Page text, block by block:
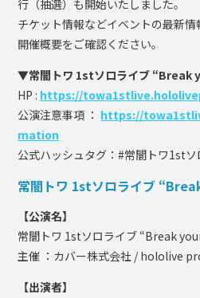
行（抽選）も開始いたしました。
チケット情報などイベントの最新
開催概要をご確認ください。
▼常闇トワ 1stソロライブ
HP : https://
公演注意事項 ： https://
mation
公式ハッシュタグ：#常闇トワ1st
常闇トワ 1stソロライブ
【公演名】
常闇トワ 1stソロライブ “Break
主催 ：カバー株式会社 / hololive
【出演者】